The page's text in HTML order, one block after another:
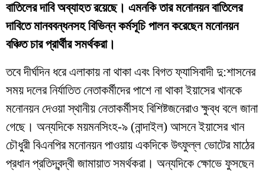
বাতিলের দাবি অব্যাহত রয়েছে। এমনকি তার মনোনয়ন বাতিলের
দাবিতে মানববন্ধনসহ বিভিন্ন কর্মসূচি পালন করেছেন মনোনয়ন
বঞ্চিত চার প্রার্থীর সমর্থকরা।
তবে দীর্ঘদিন ধরে এলাকায় না থাকা এবং বিগত ফ্যাসিবাদী দু:শাসনের
সময় দলের নির্যাতিত নেতাকর্মীদের পাশে না থাকা ইয়াসের খানকে
মনোনয়ন দেওয়া স্থানীয় নেতাকর্মীসহ বিশিষ্টজনেরাও ক্ষুব্ধ বলে জানা
গেছে। অন্যদিকে ময়মনসিংহ-৯ (নান্দাইল) আসনে ইয়াসের খান
চৌধুরী বিএনপির মনোনয়ন পাওয়ায় একদিকে উৎফুল্ল ভোটের মাঠের
প্রধান প্রতিদ্বন্দ্বী জামায়াত সমর্থকরা। অন্যদিকে ক্ষোভে ফুসছেন